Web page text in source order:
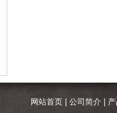
网站首页| 公司简介|